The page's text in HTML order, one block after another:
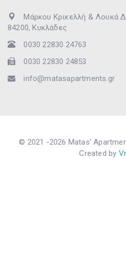
Μάρκου Κρικελλή & Λουκά
84200, Κυκλάδες
0030 22830 24763
0030 22830 24853
info@matasapartments.gr
© 2021 -2026 Matas'
Created by